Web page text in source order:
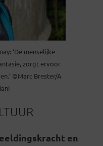
‘De menselijke
zorgt ervoor
©Marc Brester/A
en